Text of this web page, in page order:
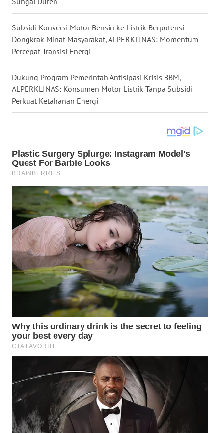
Subsidi Konversi Motor Bensin ke Listrik Berpotensi
Dongkrak Minat Masyarakat, ALPERKLINAS: Momentum
Percepat Transisi Energi
Dukung Program Pemerintah Antisipasi Krisis BBM,
ALPERKLINAS: Konsumen Motor Listrik Tanpa Subsidi
Perkuat Ketahanan Energi
WN
MALUT
WN
TOBA
WN
NIAS
WN
LANGKAT
WN
WN
TANJUNG
LESUNG
WN
KARO
WN
SIMALUNGUN